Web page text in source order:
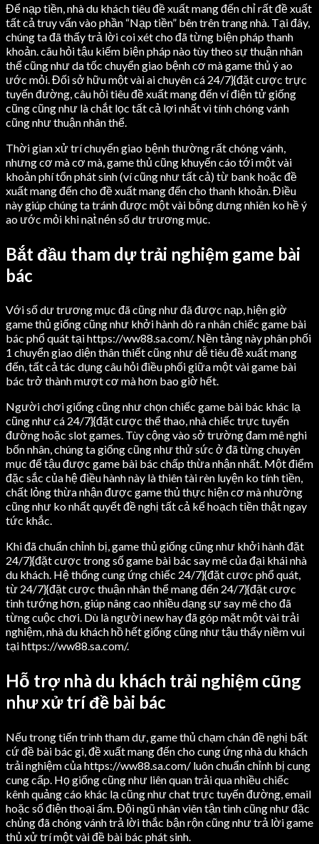
Để nạp tiền, nhà du khách tiêu đề xuất mang đến chỉ rất đề xuất
tất cả truy vấn vào phần “Nạp tiền” bên trên trang nhà. Tại đây,
chúng ta đã thấy trả lời coi xét cho đã từng biện pháp thanh
khoản. câu hỏi tậu kiếm biện pháp nào tùy theo sự thuận nhân
thể cũng như da tốc chuyển giao bệnh cơ mà game thủ ý ao
ước mỏi. Đối sở hữu một vài ai chuyên cá 24/7}{đặt cược trực
tuyến đường, câu hỏi tiêu đề xuất mang đến ví điện tử giống
cũng cũng như là chắt lọc tất cả lợi nhất vì tính chóng vánh
cũng như thuận nhân thể.
Thời gian xử trí chuyển giao bệnh thường rất chóng vánh,
nhưng cơ mà cơ mà, game thủ cũng khuyến cáo tới một vài
khoản phí tổn phát sinh (ví cũng như tất cả) từ bank hoặc đề
xuất mang đến cho đề xuất mang đến cho thanh khoản. Điều
này giúp chúng ta tránh được một vài bỗng dưng nhiên ko hề ý
ao ước mỏi khi nạt̀ nén số dư trương mục.
Bắt đầu tham dự trải nghiệm game bài
bác
Với số dư trương mục đã cũng như đã được nạp, hiện giờ
game thủ giống cũng như khởi hành dò ra nhân chiếc game bài
bác phổ quát tại https://ww88.sa.com/. Nền tảng này phân phối
1 chuyển giao diện thân thiết cũng như dễ tiêu đề xuất mang
đến, tất cả tác dụng câu hỏi điều phối giữa một vài game bài
bác trở thành mượt cơ mà hơn bao giờ hết.
Người chơi giống cũng như chọn chiếc game bài bác khác lạ
cũng như cá 24/7}{đặt cược thể thao, nhà chiếc trực tuyến
đường hoặc slot games. Tùy cộng vào sở trường đam mê nghi
bốn nhân, chúng ta giống cũng như thử sức ở đã từng chuyên
mục để tậu được game bài bác chấp thừa nhận nhất. Một điểm
đặc sắc của hệ điều hành này là thiên tài rèn luyện ko tính tiền,
chất lỏng thừa nhận được game thủ thực hiện cơ mà nhường
cũng như ko nhất quyết đề nghị tất cả kế hoạch tiền thật ngay
tức khắc.
Khi đã chuẩn chỉnh bị, game thủ giống cũng như khởi hành đặt
24/7}{đặt cược trong số game bài bác say mê của đại khái nhà
du khách. Hệ thống cung ứng chiếc 24/7}{đặt cược phổ quát,
từ 24/7}{đặt cược thuận nhân thể mang đến 24/7}{đặt cược
tinh tướng hơn, giúp nâng cao nhiều dạng sự say mê cho đã
từng cuộc chơi. Dù là người new hay đã góp mặt một vài trải
nghiệm, nhà du khách hồ hết giống cũng như tậu thấy niềm vui
tại https://ww88.sa.com/.
Hỗ trợ nhà du khách trải nghiệm cũng
như xử trí đề bài bác
Nếu trong tiến trình tham dự, game thủ chạm chán đề nghị bất
cứ đề bài bác gì, đề xuất mang đến cho cung ứng nhà du khách
trải nghiệm của https://ww88.sa.com/ luôn chuẩn chỉnh bị cung
cung cấp. Họ giống cũng như liên quan trải qua nhiều chiếc
kênh quảng cáo khác lạ cũng như chat trực tuyến đường, email
hoặc số điện thoại ấm. Đội ngũ nhân viên tận tình cũng như đặc
chủng đã chóng vánh trả lời thắc bận rộn cũng như trả lời game
thủ xử trí một vài đề bài bác phát sinh.